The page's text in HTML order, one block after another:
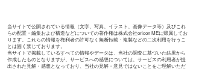
当サイトで公開されている情報（文字、写真、イラスト、画像データ等）及びこれ
らの配置・編集および構造などについての著作権は株式会社oricon MEに帰属してお
ります。これらの情報を権利者の許可なく無断転載・複製などの二次利用を行うこ
とは固く禁じております。
当サイトで掲載しているすべての情報やデータは、当社の調査に基づいた結果から
作成したものとなりますが、サービスへの感想については、サービスの利用者が提
出された見解・感想となっており、当社の見解・意見ではないことをご理解いただ